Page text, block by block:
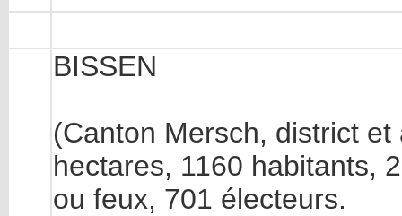
BISSEN
(Canton Mersch, district
hectares, 1160 habitants,
ou feux, 701 électeurs.